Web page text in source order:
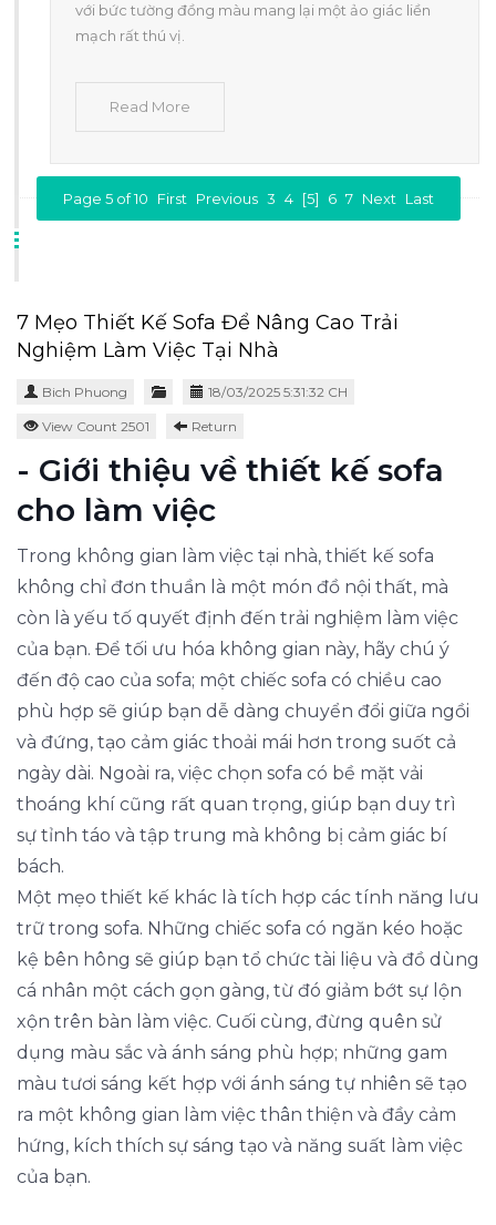
với bức tường đồng màu mang lại một ảo giác liền
mạch rất thú vị.
Read More
Page 5 of 10 First Previous 3 4 [5] 6 7 Next Last
7 Mẹo Thiết Kế Sofa Để Nâng Cao Trải
Nghiệm Làm Việc Tại Nhà
Bich Phuong 18/03/2025 5:31:32 CH
View Count 2501 Return
- Giới thiệu về thiết kế sofa
cho làm việc
Trong không gian làm việc tại nhà, thiết kế sofa
không chỉ đơn thuần là một món đồ nội thất, mà
còn là yếu tố quyết định đến trải nghiệm làm việc
của bạn. Để tối ưu hóa không gian này, hãy chú ý
đến độ cao của sofa; một chiếc sofa có chiều cao
phù hợp sẽ giúp bạn dễ dàng chuyển đổi giữa ngồi
và đứng, tạo cảm giác thoải mái hơn trong suốt cả
ngày dài. Ngoài ra, việc chọn sofa có bề mặt vải
thoáng khí cũng rất quan trọng, giúp bạn duy trì
sự tỉnh táo và tập trung mà không bị cảm giác bí
bách.
Một mẹo thiết kế khác là tích hợp các tính năng lưu
trữ trong sofa. Những chiếc sofa có ngăn kéo hoặc
kệ bên hông sẽ giúp bạn tổ chức tài liệu và đồ dùng
cá nhân một cách gọn gàng, từ đó giảm bớt sự lộn
xộn trên bàn làm việc. Cuối cùng, đừng quên sử
dụng màu sắc và ánh sáng phù hợp; những gam
màu tươi sáng kết hợp với ánh sáng tự nhiên sẽ tạo
ra một không gian làm việc thân thiện và đầy cảm
hứng, kích thích sự sáng tạo và năng suất làm việc
của bạn.